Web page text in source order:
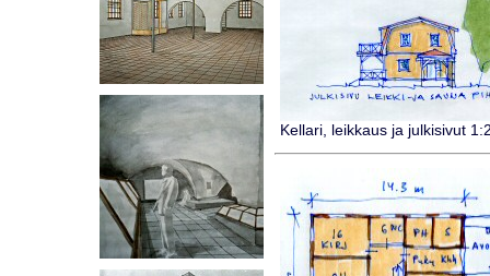
Kellari, leikkaus ja julkisivut